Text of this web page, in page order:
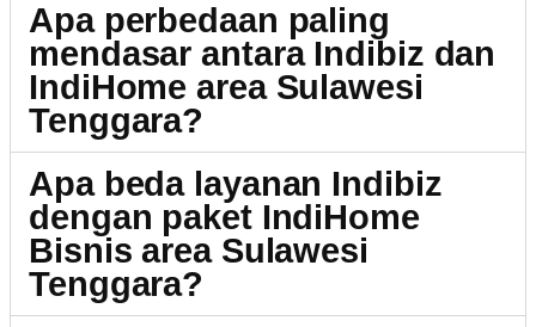
Apa perbedaan paling
mendasar antara Indibiz dan
IndiHome area Sulawesi
Tenggara?
Apa beda layanan Indibiz
dengan paket IndiHome
Bisnis area Sulawesi
Tenggara?